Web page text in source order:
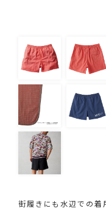
街履きにも水辺での着